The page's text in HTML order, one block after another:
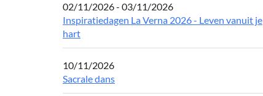
02/11/2026 - 03/11/2026
Inspiratiedagen La Verna 2026 - Leven vanuit je
hart
10/11/2026
Sacrale dans